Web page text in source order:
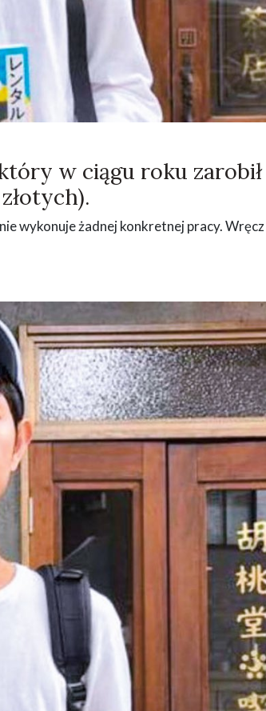
w ciągu roku
wykonuje żadnej konkretnej pracy. Wręcz